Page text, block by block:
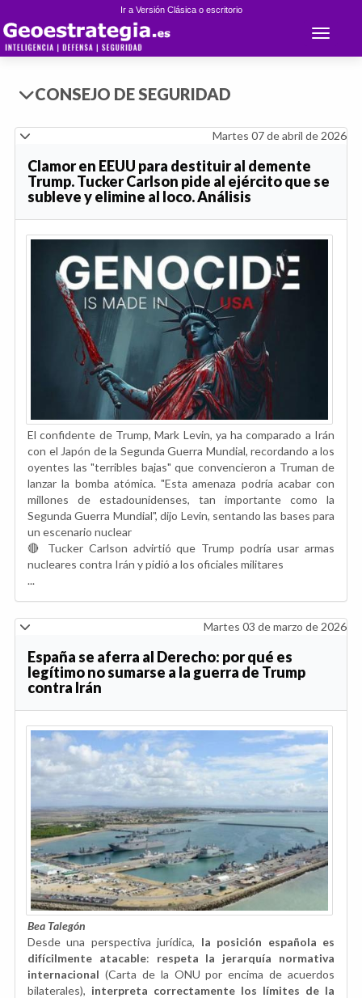
Ir a Versión Clásica o escritorio
Toggle
CONSEJO DE SEGURIDAD
Martes 07 de abril de 2026
Clamor en EEUU para destituir al demente
Trump. Tucker Carlson pide al ejército que se
subleve y elimine al loco. Análisis
El confidente de Trump, Mark Levin, ya ha comparado a Irán
con el Japón de la Segunda Guerra Mundial, recordando a los
oyentes las "terribles bajas" que convencieron a Truman de
lanzar la bomba atómica. "Esta amenaza podría acabar con
millones de estadounidenses, tan importante como la
Segunda Guerra Mundial", dijo Levin, sentando las bases para
un escenario nuclear
🔴 Tucker Carlson advirtió que Trump podría usar armas
nucleares contra Irán y pidió a los oficiales militares
...
Martes 03 de marzo de 2026
España se aferra al Derecho: por qué es
legítimo no sumarse a la guerra de Trump
contra Irán
Bea Talegón
Desde una perspectiva jurídica, la posición española es
difícilmente atacable: respeta la jerarquía normativa
internacional (Carta de la ONU por encima de acuerdos
bilaterales), interpreta correctamente los límites de la